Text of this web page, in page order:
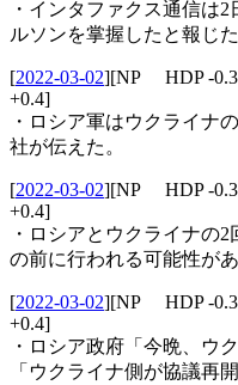
・インタファクス通信は
ルソンを掌握したと報じた
[2022-03-02][NP HDP -0.3
+0.4]
・ロシア軍はウクライナ
社が伝えた。
[2022-03-02][NP HDP -0.3
+0.4]
・ロシアとウクライナの
の前に行われる可能性が
[2022-03-02][NP HDP -0.3
+0.4]
・ロシア政府「今晩、ウ
「ウクライナ側が協議再